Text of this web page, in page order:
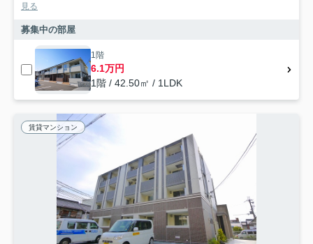
見る
募集中の部屋
1階
6.1万円
1階 / 42.50㎡ / 1LDK
賃貸マンション